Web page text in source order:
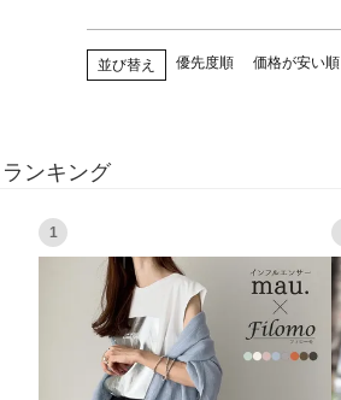
並び替え 優先度順 価格が安い順
ランキング
1